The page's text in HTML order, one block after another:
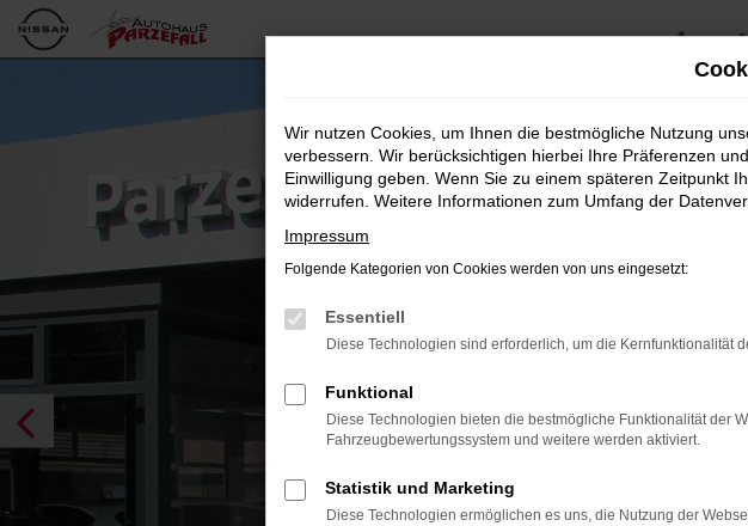
Zum
Hauptinhalt
Wir nutzen Cookies, um Ihnen die bestmögliche Nutzung
verbessern. Wir berücksichtigen hierbei Ihre Präferenzen
Einwilligung geben. Wenn Sie zu einem späteren Zeitpunkt
widerrufen. Weitere Informationen zum Umfang der
Impressum
Folgende Kategorien von Cookies werden von uns eingesetzt:
Essentiell
Diese Technologien sind erforderlich, um die Kernfunktionalität
Funktional
Diese Technologien bieten die bestmögliche Funktionalität der
Fahrzeugbewertungssystem und weitere werden aktiviert.
Statistik und Marketing
Diese Technologien ermöglichen es uns, die Nutzung der